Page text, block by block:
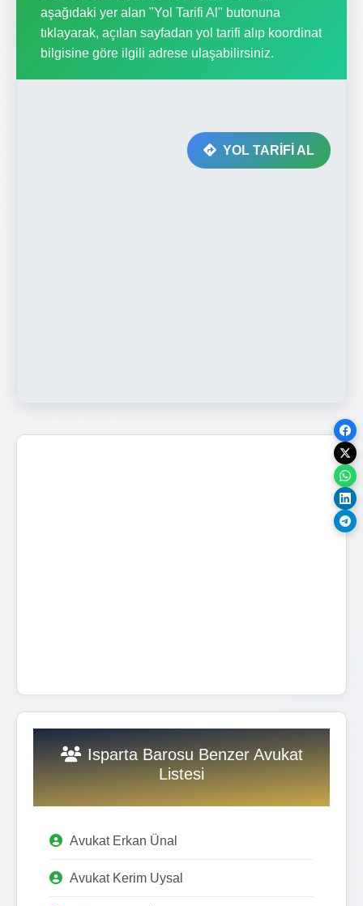
aşağıdaki yer alan "Yol Tarifi Al" butonuna
tıklayarak, açılan sayfadan yol tarifi alıp koordinat
bilgisine göre ilgili adrese ulaşabilirsiniz.
YOL TARİFİ AL
Isparta Barosu Benzer Avukat
Listesi
Avukat Erkan Ünal
Avukat Kerim Uysal